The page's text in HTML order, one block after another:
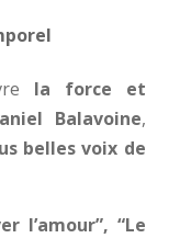
la force et
Balavoine,
belles voix de
l’amour”, “Le